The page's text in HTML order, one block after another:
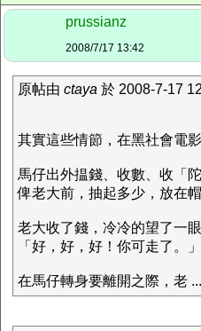
prussianz
2008/7/17 13:42
原帖由 ctaya 於 2008-7-17
其實這些情節，在黑社會電影
馬仔出外揾錢、收數、收「
俾老大前，抽起多少，放在帽
老大收了錢，冷冷的望了一
「好，好，好！你可走了。」
在馬仔轉身要離開之際，老 ...